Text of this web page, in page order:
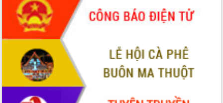
món ăn từ sầu riêng
Đắk Lắk công bố Quy hoạch và xúc
tiến đầu tư tỉnh
Ngành cá ngừ Đắk Lắk chủ động thích
ứng để giữ vững thị trường xuất khẩu
Diễn đàn Kinh tế tư nhân Việt Nam đột
phá cơ chế - Hợp tác công tư
Đề án 06 tạo bước ngoặt đột phá trong
cải cách hành chính tỉnh Đắk Lắk